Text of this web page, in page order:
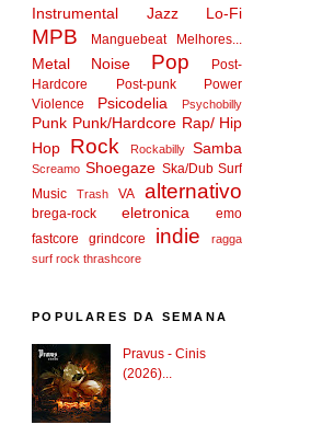
Instrumental Jazz Lo-Fi
MPB Manguebeat Melhores...
Metal Noise Pop
Post-
Hardcore
Post-punk
Power
Violence
Psicodelia Psychobilly
Punk Punk/Hardcore Rap/ Hip
Hop
Rock Rockabilly Samba
Screamo Shoegaze Ska/Dub Surf
Music
Trash VA alternativo
brega-rock eletronica
emo
fastcore
grindcore indie
ragga
surf rock thrashcore
POPULARES DA SEMANA
Pravus - Cinis
(2026)...